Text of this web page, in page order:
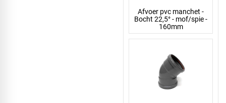
Afvoer pvc manchet -
Bocht 22,5° - mof/spie -
160mm